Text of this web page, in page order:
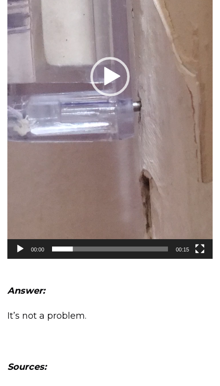
00:00 00:15
Answer:
It’s not a problem.
Sources: